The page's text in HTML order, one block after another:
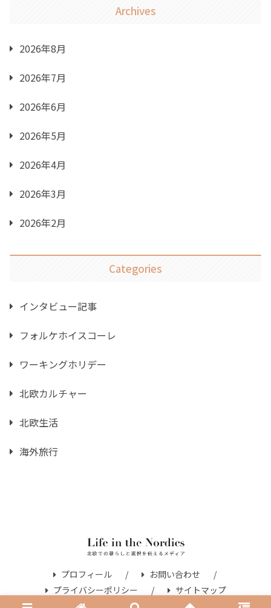
Archives
2026年8月
2026年7月
2026年6月
2026年5月
2026年4月
2026年3月
2026年2月
Categories
インタビュー記事
フォルケホイスコーレ
ワーキングホリデー
北欧カルチャー
北欧生活
海外旅行
プロフィール
お問い合わせ
プライバシーポリシー
サイトマップ